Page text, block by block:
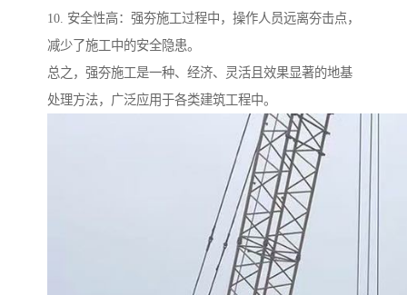
10. 安全性高：强夯施工过程中，操作人员远离夯击点，
减少了施工中的安全隐患。
总之，强夯施工是一种、经济、灵活且效果显著的地基
处理方法，广泛应用于各类建筑工程中。